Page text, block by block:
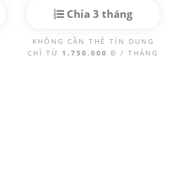
Chia 3 tháng
KHÔNG CẦN THẺ TÍN DỤNG
CHỈ TỪ 1.750.000 Đ / THÁNG